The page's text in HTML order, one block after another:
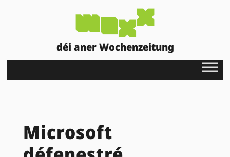
déi aner Wochenzeitung
Microsoft